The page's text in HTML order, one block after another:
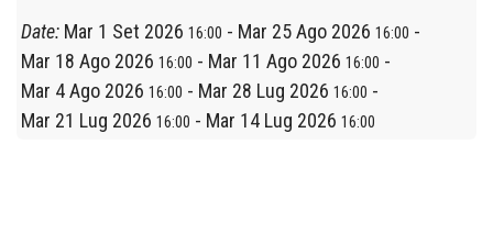
Date: Mar 1 Set 202616:00 - Mar 25 Ago 202616:00 -
Mar 18 Ago 202616:00 - Mar 11 Ago 202616:00 -
Mar 4 Ago 202616:00 - Mar 28 Lug 202616:00 -
Mar 21 Lug 202616:00 - Mar 14 Lug 202616:00